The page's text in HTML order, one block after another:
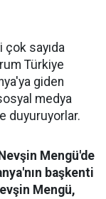
çok sayıda
Türkiye
giden
medya
duyuruyorlar.
Mengü'de
başkenti
Mengü,